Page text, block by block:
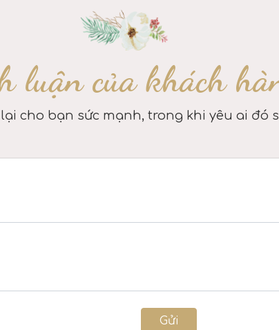
luận của khách
cho bạn sức mạnh, trong khi yêu ai đó
Gửi